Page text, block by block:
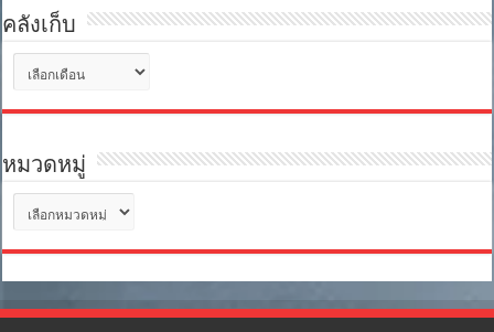
คลังเก็บ
เก็บ
หมวดหมู่
หมู่